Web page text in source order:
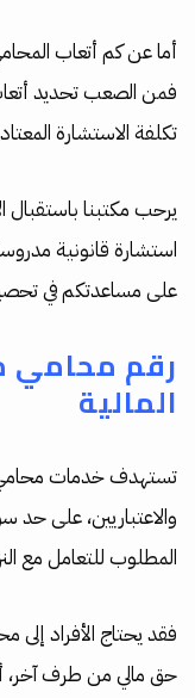
أما عن كم أتعاب
فمن الصعب تحديد
تكلفة الاستشارة المعتادة تتراوح
يرحب مكتبنا باستقبال
استشارة قانونية
على مساعدتكم في
رقم محامي
المالية
تستهدف خدمات محامي
والاعتباريين، على
المطلوب للتعامل مع
فقد يحتاج الأفراد إلى
حق مالي من طرف آخر،